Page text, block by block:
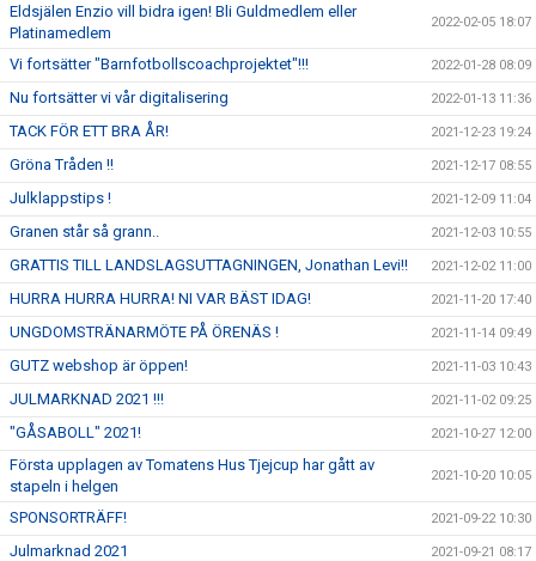
Eldsjälen Enzio vill bidra igen! Bli Guldmedlem eller
Platinamedlem
2022-02-05 18:07
Vi fortsätter "Barnfotbollscoachprojektet"!!! 2022-01-28 08:09
Nu fortsätter vi vår digitalisering 2022-01-13 11:36
TACK FÖR ETT BRA ÅR! 2021-12-23 19:24
Gröna Tråden !! 2021-12-17 08:55
Julklappstips ! 2021-12-09 11:04
Granen står så grann.. 2021-12-03 10:55
GRATTIS TILL LANDSLAGSUTTAGNINGEN, Jonathan Levi!! 2021-12-02 11:00
HURRA HURRA HURRA! NI VAR BÄST IDAG! 2021-11-20 17:40
UNGDOMSTRÄNARMÖTE PÅ ÖRENÄS ! 2021-11-14 09:49
GUTZ webshop är öppen! 2021-11-03 10:43
JULMARKNAD 2021 !!! 2021-11-02 09:25
"GÅSABOLL" 2021! 2021-10-27 12:00
Första upplagen av Tomatens Hus Tjejcup har gått av
stapeln i helgen
2021-10-20 10:05
SPONSORTRÄFF! 2021-09-22 10:30
Julmarknad 2021 2021-09-21 08:17